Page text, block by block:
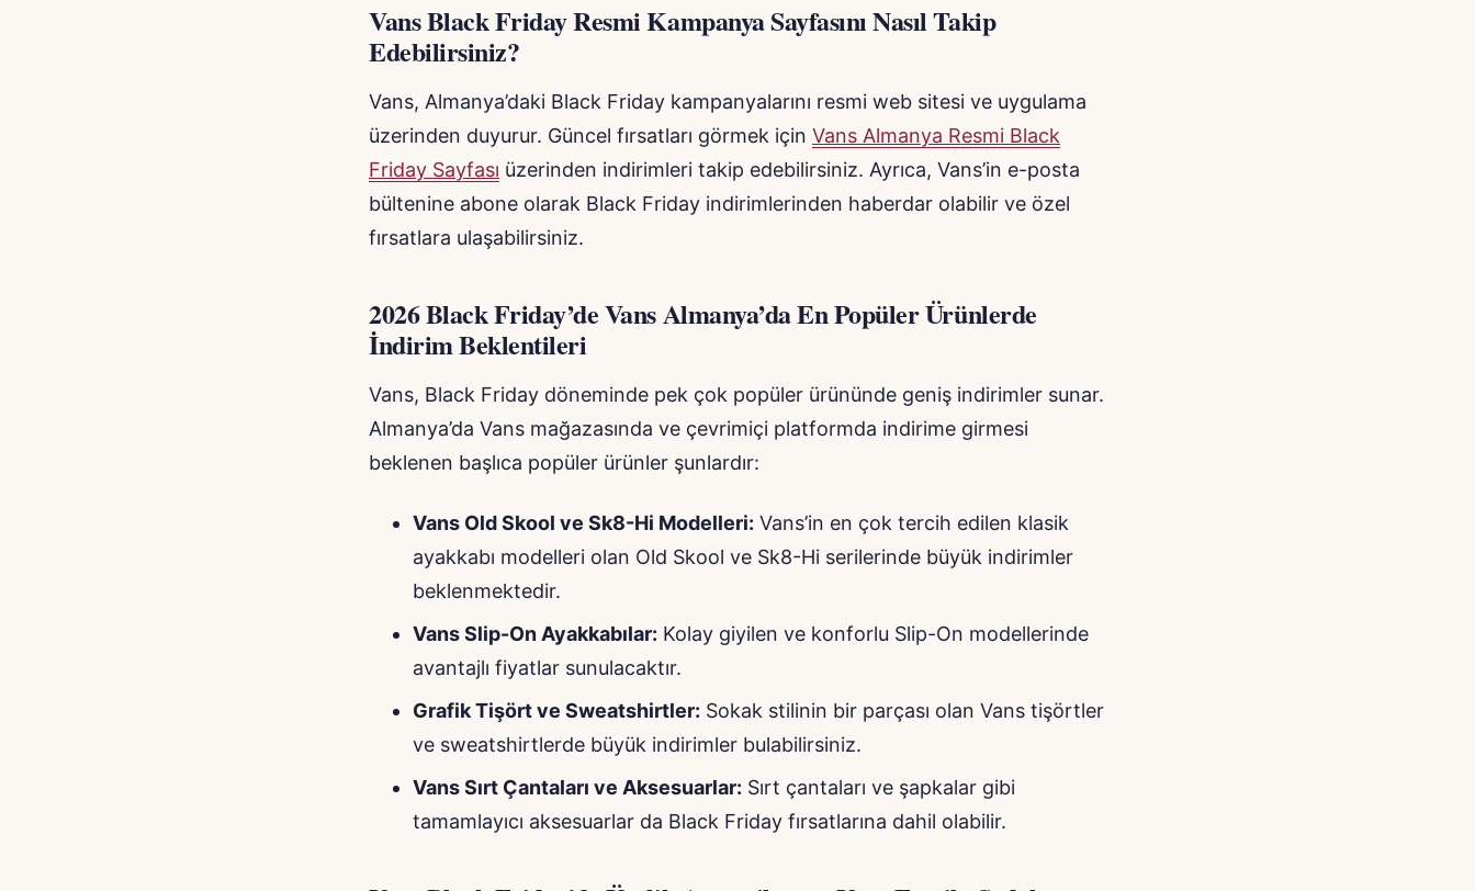
Vans Black Friday Resmi Kampanya Sayfasını Nasıl Takip
Edebilirsiniz?
Vans, Almanya’daki Black Friday kampanyalarını resmi web sitesi ve uygulama
üzerinden duyurur. Güncel fırsatları görmek için Vans Almanya Resmi Black
Friday Sayfası üzerinden indirimleri takip edebilirsiniz. Ayrıca, Vans’in e-posta
bültenine abone olarak Black Friday indirimlerinden haberdar olabilir ve özel
fırsatlara ulaşabilirsiniz.
2026 Black Friday’de Vans Almanya’da En Popüler Ürünlerde
İndirim Beklentileri
Vans, Black Friday döneminde pek çok popüler ürününde geniş indirimler sunar.
Almanya’da Vans mağazasında ve çevrimiçi platformda indirime girmesi
beklenen başlıca popüler ürünler şunlardır:
Vans Old Skool ve Sk8-Hi Modelleri: Vans’in en çok tercih edilen klasik
ayakkabı modelleri olan Old Skool ve Sk8-Hi serilerinde büyük indirimler
beklenmektedir.
Vans Slip-On Ayakkabılar: Kolay giyilen ve konforlu Slip-On modellerinde
avantajlı fiyatlar sunulacaktır.
Grafik Tişört ve Sweatshirtler: Sokak stilinin bir parçası olan Vans tişörtler
ve sweatshirtlerde büyük indirimler bulabilirsiniz.
Vans Sırt Çantaları ve Aksesuarlar: Sırt çantaları ve şapkalar gibi
tamamlayıcı aksesuarlar da Black Friday fırsatlarına dahil olabilir.